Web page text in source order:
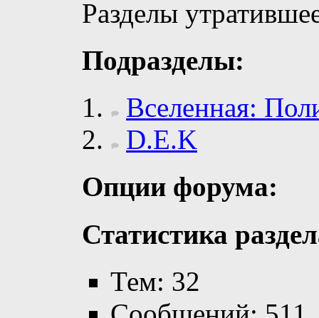
Разделы
Подразделы:
Вселенная:
D.E.K
Опции форума:
Статистика
Тем: 32